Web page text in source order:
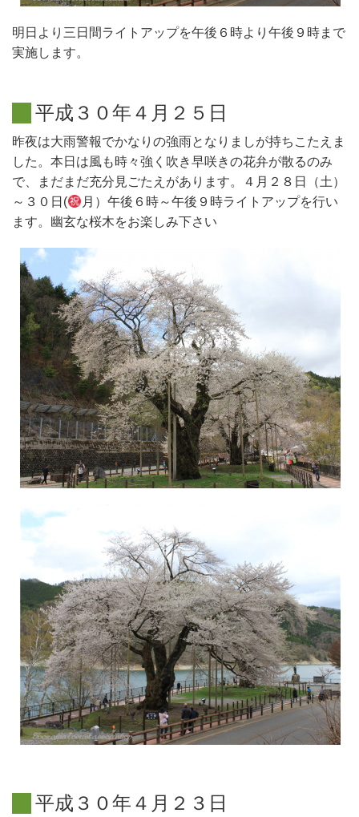
明日より三日間ライトアップを午後６時より午後９時まで
実施します。
平成 ３ ０年 ４ 月 ２ ５ 日
昨夜は大雨警報でかなりの強雨となりましが持ちこたえま
した。本日は風も時々強く吹き早咲きの花弁が散るのみ
で、まだまだ充分見ごたえがあります。４月２８日（土）
～３０日(
月）午後６時～午後９時ライトアップを行い
ます。幽玄な桜木をお楽しみ下さい
平成 ３ ０年 ４ 月 ２ ３ 日